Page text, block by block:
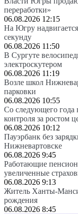
переработки»
06.08.2026 12:15
На Югру
секунду
06.08.2026 11:50
В Сургуте
электроскутером
06.08.2026 11:19
Возле школ
парковки
06.08.2026 10:55
Со следующего года
контроля за ростом
06.08.2026 10:12
Пауэрбанк без
Нижневартовске
06.08.2026 9:45
Работающие
увеличенные
06.08.2026 9:13
Житель Ханты-
рождения
06.08.2026 8:45